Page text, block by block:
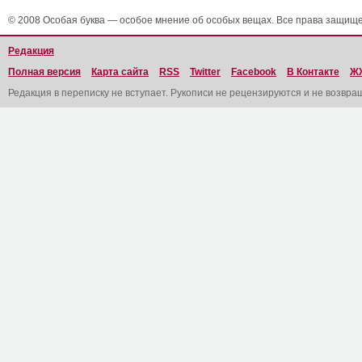
© 2008 Особая буква — особое мнение об особых вещах. Все права
Редакция
Полная версия
Карта сайта RSS Twitter Facebook В Контакте
Редакция в переписку не вступает. Рукописи не рецензируются и не